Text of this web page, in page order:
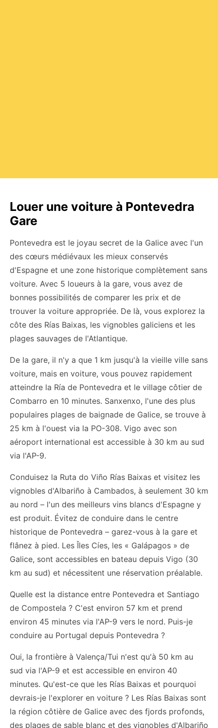
Louer une voiture à Pontevedra
Gare
Pontevedra est le joyau secret de la Galice avec l'un
des cœurs médiévaux les mieux conservés
d'Espagne et une zone historique complètement sans
voiture. Avec 5 loueurs à la gare, vous avez de
bonnes possibilités de comparer les prix et de
trouver la voiture appropriée. De là, vous explorez la
côte des Rías Baixas, les vignobles galiciens et les
plages sauvages de l'Atlantique.
De la gare, il n'y a que 1 km jusqu'à la vieille ville sans
voiture, mais en voiture, vous pouvez rapidement
atteindre la Ría de Pontevedra et le village côtier de
Combarro en 10 minutes. Sanxenxo, l'une des plus
populaires plages de baignade de Galice, se trouve à
25 km à l'ouest via la PO-308. Vigo avec son
aéroport international est accessible à 30 km au sud
via l'AP-9.
Conduisez la Ruta do Viño Rías Baixas et visitez les
vignobles d'Albariño à Cambados, à seulement 30 km
au nord – l'un des meilleurs vins blancs d'Espagne y
est produit. Évitez de conduire dans le centre
historique de Pontevedra – garez-vous à la gare et
flânez à pied. Les Îles Cíes, les « Galápagos » de
Galice, sont accessibles en bateau depuis Vigo (30
km au sud) et nécessitent une réservation préalable.
Quelle est la distance entre Pontevedra et Santiago
de Compostela ? C'est environ 57 km et prend
environ 45 minutes via l'AP-9 vers le nord. Puis-je
conduire au Portugal depuis Pontevedra ?
Oui, la frontière à Valença/Tui n'est qu'à 50 km au
sud via l'AP-9 et est accessible en environ 40
minutes. Qu'est-ce que les Rías Baixas et pourquoi
devrais-je l'explorer en voiture ? Les Rías Baixas sont
la région côtière de Galice avec des fjords profonds,
des plages de sable blanc et des vignobles d'Albariño